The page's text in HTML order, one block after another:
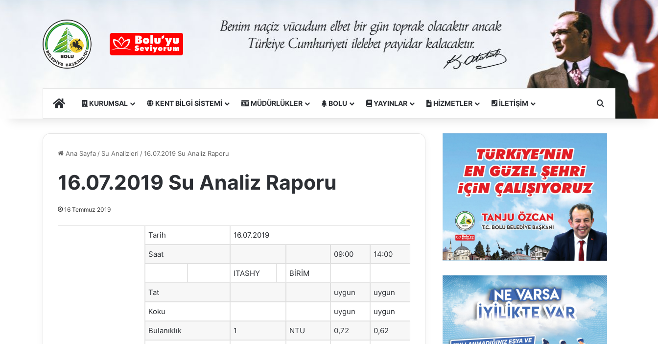
Ana SayfaKURUMSAL KENT BİLGİ SİSTEMİ MÜDÜRLÜKLER BOLU YAYINLAR HİZMETLER İLETİŞİM Arama Yapın
Ana Sayfa / Su Analizleri /16.07.2019 Su Analiz Raporu
16.07.2019 Su Analiz Raporu
16 Temmuz 2019
Tarih 16.07.2019
Saat 09:00 14:00
ITASHY BİRİM
Tat uygun uygun
Koku uygun uygun
Bulanıklık 1 NTU 0,72 0,62